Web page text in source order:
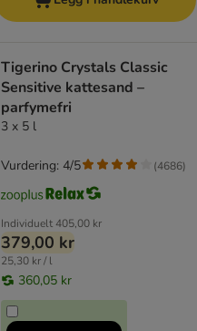
Tigerino Crystals Classic
Sensitive kattesand –
parfymefri
3 x 5 l
Individuelt405,00 kr
379,00 kr
25,30 kr / l
360,05 kr
Vurdering: 4/5 (4686)